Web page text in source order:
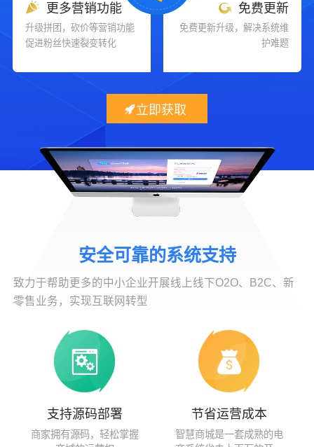
更多营销功能
升级拼团，砍价等营销功能
促进粉丝快速裂变转化
免费更新
免费更新升级，解决系统维
护难题
立即获取
安全可靠的系统支持
致力于帮助更多的中小企业开展线上线下O2O、B2C、新
零售业务，实现互联网转型
支持源码部署
商家拥有源码，轻松掌握
节省运营成本
智慧商城是一套成熟的电